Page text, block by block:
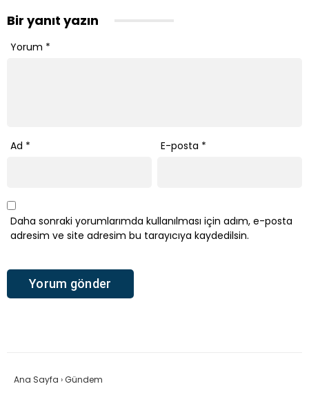
Bir yanıt yazın
Yorum *
Ad * E-posta *
Daha sonraki yorumlarımda kullanılması için adım, e-posta
adresim ve site adresim bu tarayıcıya kaydedilsin.
Ana Sayfa ›Gündem